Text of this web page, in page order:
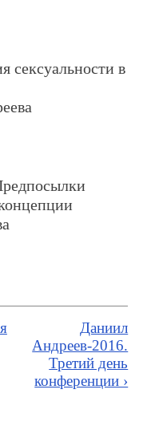
сексуальности в
Даниил
Андреев-2016.
Третий день
конференции ›